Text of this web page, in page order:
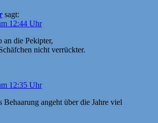
sagt:
12:44 Uhr
an die Pekipter,
nicht verrückter.
12:35 Uhr
angeht über die Jahre viel